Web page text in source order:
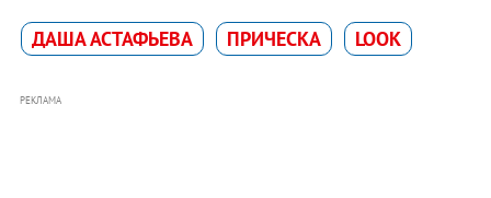
ДАША АСТАФЬЕВА ПРИЧЕСКА LOOK
РЕКЛАМА